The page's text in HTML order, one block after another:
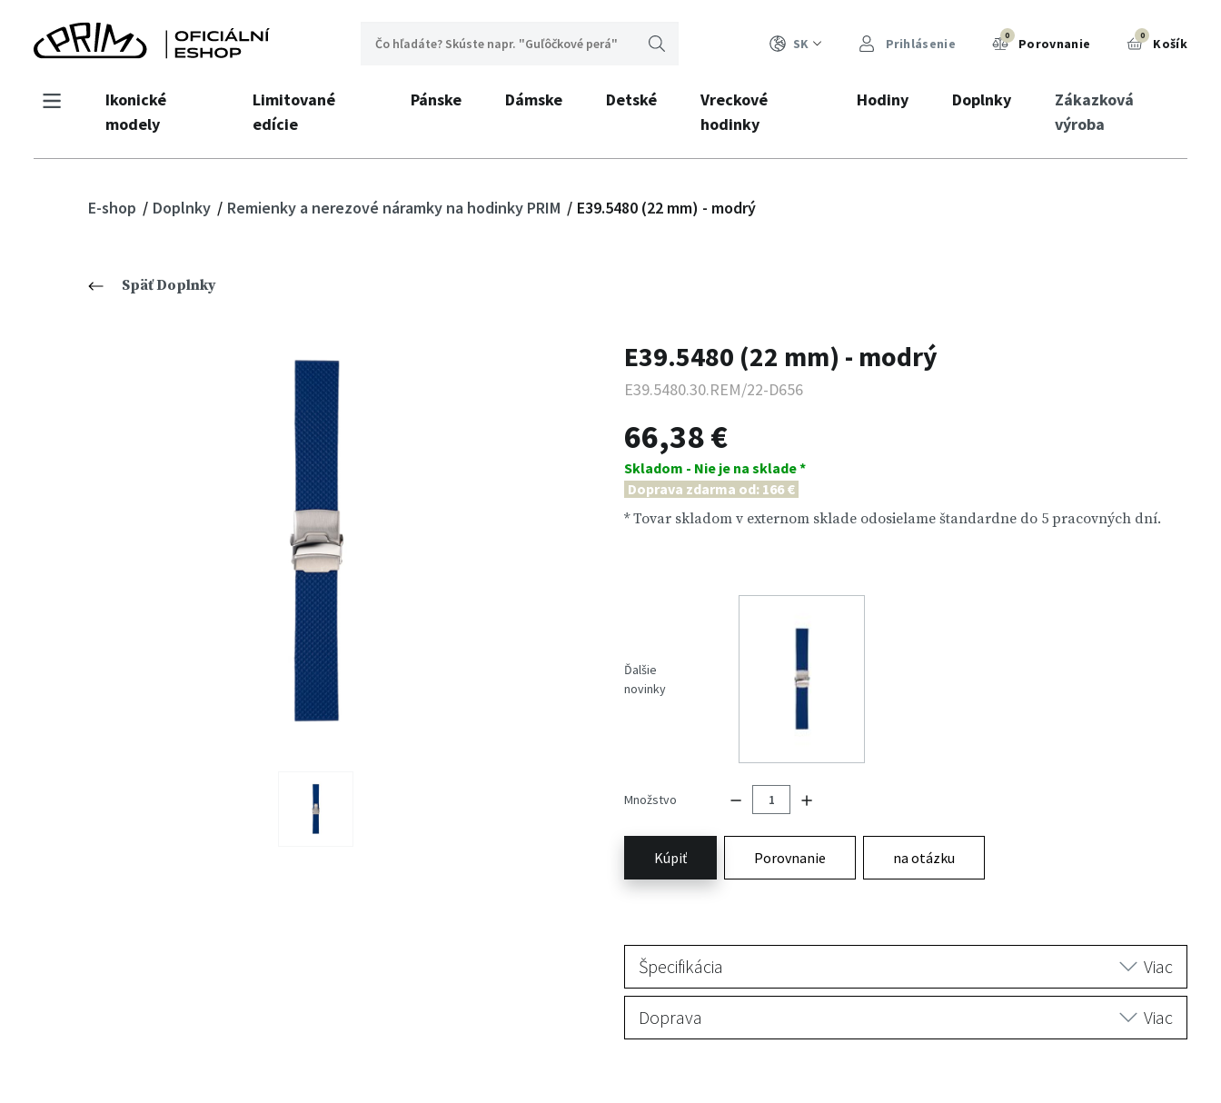
SK Prihlásenie 0 Porovnanie 0 Košík
Ikonické
modely
Limitované
edície
Pánske Dámske Detské
Vreckové
hodinky
Hodiny Doplnky
Zákazková
výroba
E-shop Doplnky Remienky a nerezové náramky na hodinky PRIM E39.5480 (22 mm) - modrý
Späť Doplnky
E39.5480 (22 mm) - modrý
E39.5480.30.REM/22-D656
66,38 €
Skladom - Nie je na sklade *
Doprava zdarma od: 166 €
* Tovar skladom v externom sklade odosielame štandardne do 5 pracovných dní.
Ďalšie
novinky
Množstvo
Kúpiť Porovnanie na otázku
Špecifikácia Viac
Doprava Viac